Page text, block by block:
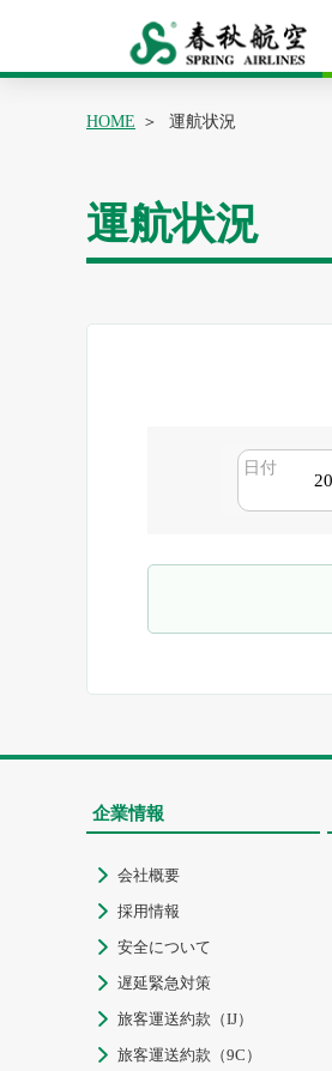
HOME 運航状況
運航状況
日付
企業情報
 会社概要
 採用情報
 安全について
 遅延緊急対策
 旅客運送約款（IJ）
 旅客運送約款（9C）